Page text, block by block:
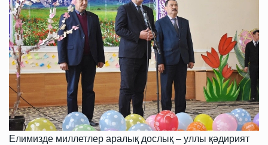
Елимизде миллетлер аралық дослық – уллы қәдирият